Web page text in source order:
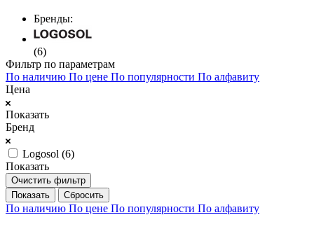
Бренды:
(6)
Фильтр по параметрам
По наличию По цене По популярности По алфавиту
Цена
Показать
Бренд
Logosol (6)
Показать
Очистить фильтр
Сбросить
По наличию По цене По популярности По алфавиту